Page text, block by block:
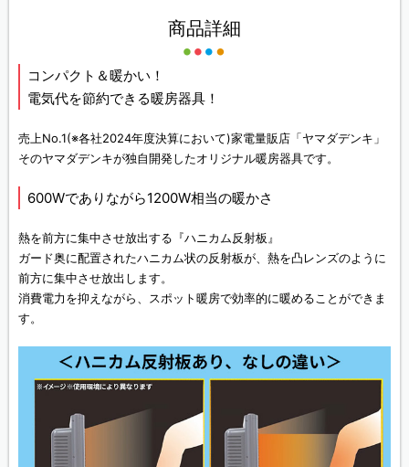
商品詳細
コンパクト＆暖かい！
電気代を節約できる暖房器具！
売上No.1(※各社2024年度決算において)家電量販店「ヤマダデンキ」
そのヤマダデンキが独自開発したオリジナル暖房器具です。
600Wでありながら1200W相当の暖かさ
熱を前方に集中させ放出する『ハニカム反射板』
ガード奥に配置されたハニカム状の反射板が、熱を凸レンズのように
前方に集中させ放出します。
消費電力を抑えながら、スポット暖房で効率的に暖めることができま
す。